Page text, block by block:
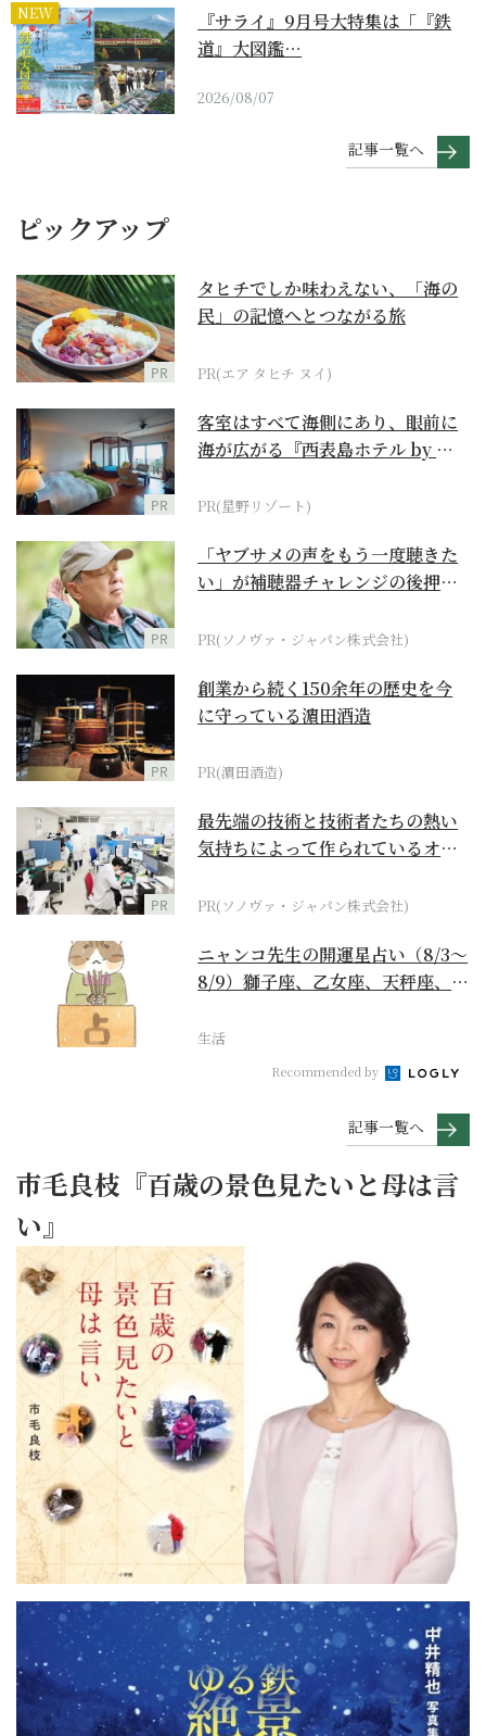
NEW
『サライ』9月号大特集は「『鉄
道』大図鑑…
2026/08/07
記事一覧へ
ピックアップ
PR
タヒチでしか味わえない、「海の
民」の記憶へとつながる旅
PR(エア タヒチ ヌイ)
PR
客室はすべて海側にあり、眼前に
海が広がる『西表島ホテル by 星
PR(星野リゾート)
PR
「ヤブサメの声をもう一度聴きた
い」が補聴器チャレンジの後押し
PR(ソノヴァ・ジャパン株式会社)
PR
創業から続く150余年の歴史を今
に守っている濵田酒造
PR(濵田酒造)
PR
最先端の技術と技術者たちの熱い
気持ちによって作られているオー
PR(ソノヴァ・ジャパン株式会社)
ニャンコ先生の開運星占い（8/3～
8/9）獅子座、乙女座、天秤座、蠍
生活
Recommended by
記事一覧へ
市毛良枝『百歳の景色見たいと母は言
い』